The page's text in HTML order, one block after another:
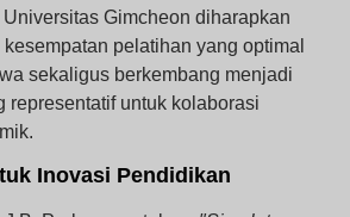
Gimcheon diharapkan
pelatihan yang optimal
sekaligus berkembang menjadi
representatif untuk kolaborasi
Inovasi Pendidikan